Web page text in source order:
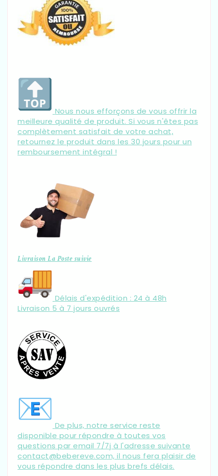
Nous nous efforçons de vous offrir la
meilleure qualité de produit. Si vous n'êtes pas
complètement satisfait de votre achat,
retournez le produit dans les 30 jours pour un
remboursement intégral !
Livraison La Poste suivie
Délais d'expédition : 24 à 48h
Livraison 5 à 7 jours ouvrés
De plus, notre service reste
disponible pour répondre à toutes vos
questions par email 7/7j à l'adresse suivante
contact@bebereve.com, il nous fera plaisir de
vous répondre dans les plus brefs délais.